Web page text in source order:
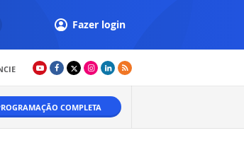
Fazer login
COMPLETA